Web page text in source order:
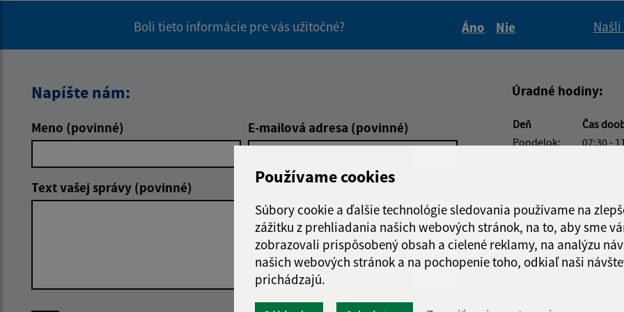
Používame cookies
Súbory cookie a ďalšie technológie sledovania používame na
zážitku z prehliadania našich webových stránok, na to, aby sme
zobrazovali prispôsobený obsah a cielené reklamy, na analýzu
našich webových stránok a na pochopenie toho, odkiaľ naši
prichádzajú.
Boli tieto informácie pre vás užitočné?
Áno
Nie
Napíšte nám:
Meno (povinné) E-mailová adresa (povinné)
Text vašej správy (povinné)
Úradné hodiny:
Deň Čas
Pondelok:
07:30 -
Piatok:
07:30 -
Obedňajšia